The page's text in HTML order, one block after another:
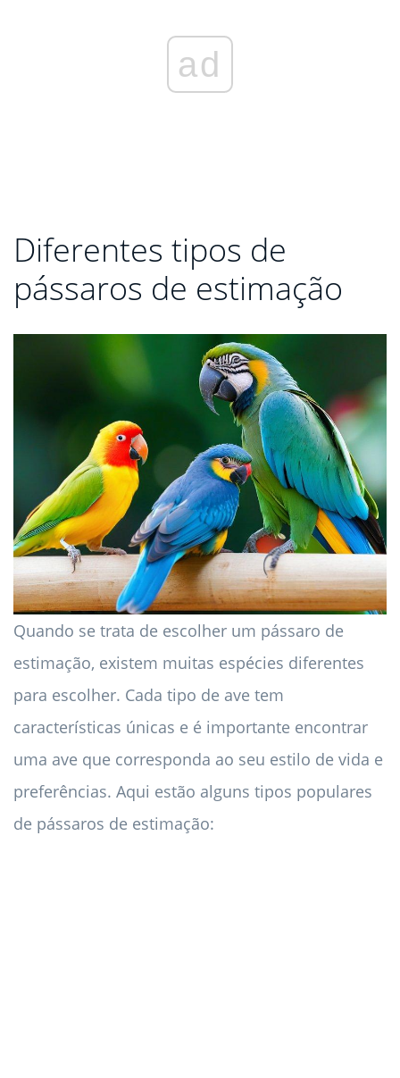
ad
Diferentes tipos de
pássaros de estimação
Quando se trata de escolher um pássaro de
estimação, existem muitas espécies diferentes
para escolher. Cada tipo de ave tem
características únicas e é importante encontrar
uma ave que corresponda ao seu estilo de vida e
preferências. Aqui estão alguns tipos populares
de pássaros de estimação: